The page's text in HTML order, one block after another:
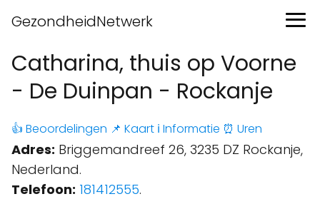
GezondheidNetwerk
Catharina, thuis op Voorne
- De Duinpan - Rockanje
👍 Beoordelingen 📌 Kaart ℹ️ Informatie ⏰ Uren
Adres: Briggemandreef 26, 3235 DZ Rockanje,
Nederland.
Telefoon: 181412555.